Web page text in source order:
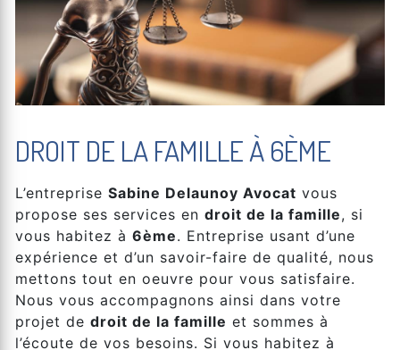
DROIT DE LA FAMILLE À 6ÈME
L’entreprise Sabine Delaunoy Avocat vous
propose ses services en droit de la famille, si
vous habitez à 6ème. Entreprise usant d’une
expérience et d’un savoir-faire de qualité, nous
mettons tout en oeuvre pour vous satisfaire.
Nous vous accompagnons ainsi dans votre
projet de droit de la famille et sommes à
l’écoute de vos besoins. Si vous habitez à